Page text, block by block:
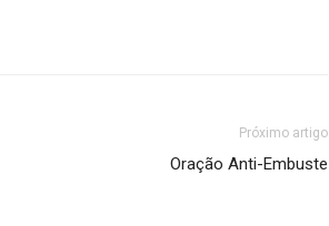
Próximo artigo
Oração Anti-Embuste